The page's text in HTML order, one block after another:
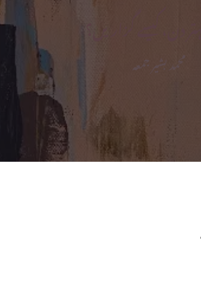
محمد بشیر جمعہ